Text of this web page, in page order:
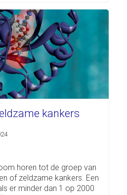
kankers
horen tot de groep van
of zeldzame kankers. Een
er minder dan 1 op 2000